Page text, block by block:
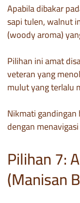
Apabila dibakar
sapi tulen, walnut
(woody aroma)
Pilihan ini amat
veteran yang
mulut yang terlalu
Nikmati
dengan
Pilihan 7:
(Manisan